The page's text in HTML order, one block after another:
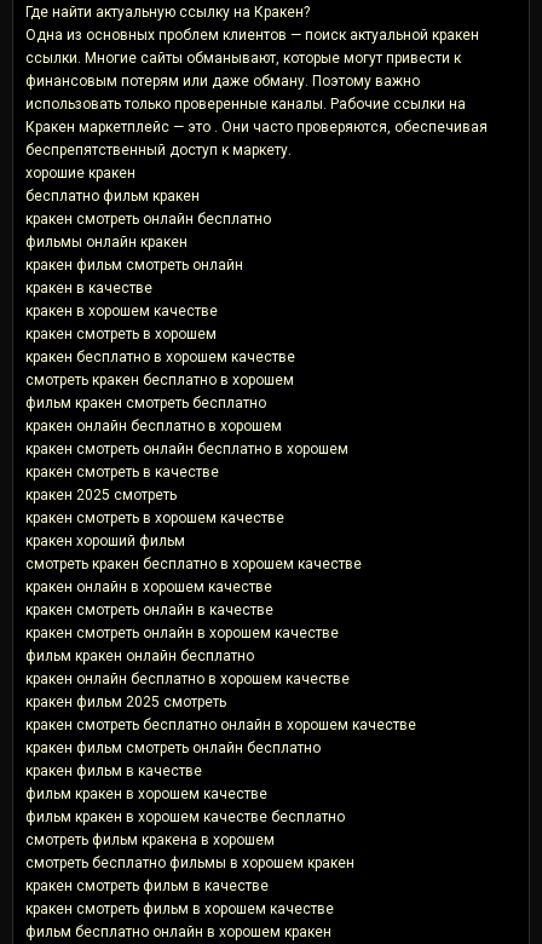
Где найти актуальную ссылку на Кракен?
Одна из основных проблем клиентов — поиск актуальной кракен
ссылки. Многие сайты обманывают, которые могут привести к
финансовым потерям или даже обману. Поэтому важно
использовать только проверенные каналы. Рабочие ссылки на
Кракен маркетплейс — это . Они часто проверяются, обеспечивая
беспрепятственный доступ к маркету.
хорошие кракен
бесплатно фильм кракен
кракен смотреть онлайн бесплатно
фильмы онлайн кракен
кракен фильм смотреть онлайн
кракен в качестве
кракен в хорошем качестве
кракен смотреть в хорошем
кракен бесплатно в хорошем качестве
смотреть кракен бесплатно в хорошем
фильм кракен смотреть бесплатно
кракен онлайн бесплатно в хорошем
кракен смотреть онлайн бесплатно в хорошем
кракен смотреть в качестве
кракен 2025 смотреть
кракен смотреть в хорошем качестве
кракен хороший фильм
смотреть кракен бесплатно в хорошем качестве
кракен онлайн в хорошем качестве
кракен смотреть онлайн в качестве
кракен смотреть онлайн в хорошем качестве
фильм кракен онлайн бесплатно
кракен онлайн бесплатно в хорошем качестве
кракен фильм 2025 смотреть
кракен смотреть бесплатно онлайн в хорошем качестве
кракен фильм смотреть онлайн бесплатно
кракен фильм в качестве
фильм кракен в хорошем качестве
фильм кракен в хорошем качестве бесплатно
смотреть фильм кракена в хорошем
смотреть бесплатно фильмы в хорошем кракен
кракен смотреть фильм в качестве
кракен смотреть фильм в хорошем качестве
фильм бесплатно онлайн в хорошем кракен